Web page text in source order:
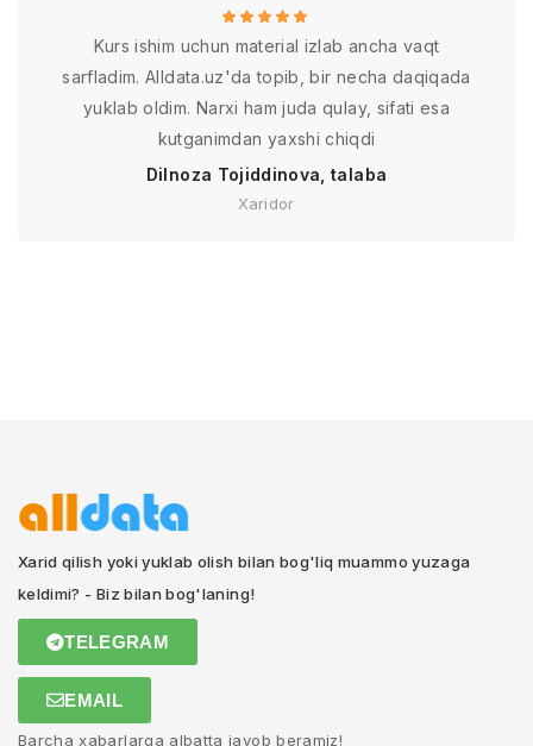
Kurs ishim uchun material izlab ancha vaqt
sarfladim. Alldata.uz'da topib, bir necha daqiqada
yuklab oldim. Narxi ham juda qulay, sifati esa
kutganimdan yaxshi chiqdi
Dilnoza Tojiddinova, talaba
Xaridor
Xarid qilish yoki yuklab olish bilan bog'liq muammo yuzaga
keldimi? - Biz bilan bog'laning!
TELEGRAM
EMAIL
Barcha xabarlarga albatta javob beramiz!